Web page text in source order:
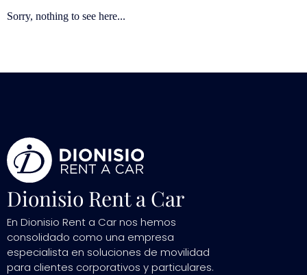
Sorry, nothing to see here...
Dionisio Rent a Car
En Dionisio Rent a Car nos hemos
consolidado como una empresa
especialista en soluciones de movilidad
para clientes corporativos y particulares.